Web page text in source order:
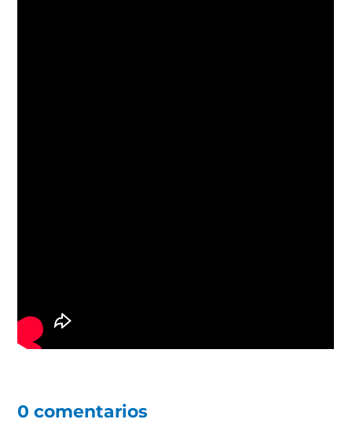
0 comentarios